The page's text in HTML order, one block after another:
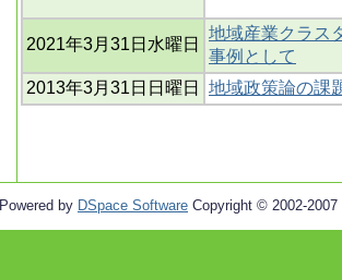
2021年3月31日水曜日
地域産業クラス
事例として
2013年3月31日日曜日
地域政策論の課
Powered by DSpace Software Copyright © 2002-2007